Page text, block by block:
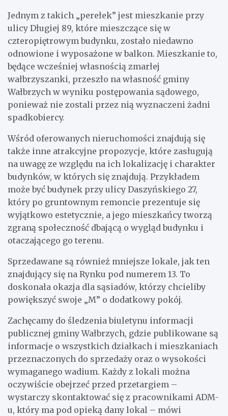
Jednym z takich „perełek” jest mieszkanie przy
ulicy Długiej 89, które mieszczące się w
czteropiętrowym budynku, zostało niedawno
odnowione i wyposażone w balkon. Mieszkanie to,
będące wcześniej własnością zmarłej
wałbrzyszanki, przeszło na własność gminy
Wałbrzych w wyniku postępowania sądowego,
ponieważ nie zostali przez nią wyznaczeni żadni
spadkobiercy.
Wśród oferowanych nieruchomości znajdują się
także inne atrakcyjne propozycje, które zasługują
na uwagę ze względu na ich lokalizację i charakter
budynków, w których się znajdują. Przykładem
może być budynek przy ulicy Daszyńskiego 27,
który po gruntownym remoncie prezentuje się
wyjątkowo estetycznie, a jego mieszkańcy tworzą
zgraną społeczność dbającą o wygląd budynku i
otaczającego go terenu.
Sprzedawane są również mniejsze lokale, jak ten
znajdujący się na Rynku pod numerem 13. To
doskonała okazja dla sąsiadów, którzy chcieliby
powiększyć swoje „M” o dodatkowy pokój.
Zachęcamy do śledzenia biuletynu informacji
publicznej gminy Wałbrzych, gdzie publikowane są
informacje o wszystkich działkach i mieszkaniach
przeznaczonych do sprzedaży oraz o wysokości
wymaganego wadium. Każdy z lokali można
oczywiście obejrzeć przed przetargiem –
wystarczy skontaktować się z pracownikami ADM-
u, który ma pod opieką dany lokal – mówi